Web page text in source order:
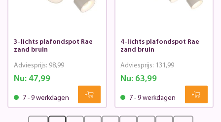
3-lichts plafondspot Rae
zand bruin
Nu:47,99
Adviesprijs: 98,99
7 - 9 werkdagen
4-lichts plafondspot Rae
zand bruin
Nu: 63,99
Adviesprijs: 131,99
7 - 9 werkdagen